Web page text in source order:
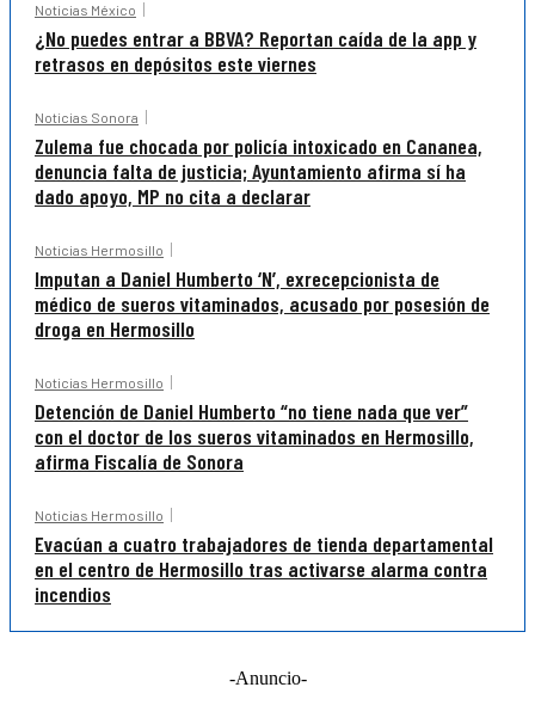
Noticias México
¿No puedes entrar a BBVA? Reportan caída de la app y
retrasos en depósitos este viernes
Noticias Sonora
Zulema fue chocada por policía intoxicado en Cananea,
denuncia falta de justicia; Ayuntamiento afirma sí ha
dado apoyo, MP no cita a declarar
Noticias Hermosillo
Imputan a Daniel Humberto ‘N’, exrecepcionista de
médico de sueros vitaminados, acusado por posesión de
droga en Hermosillo
Noticias Hermosillo
Detención de Daniel Humberto “no tiene nada que ver”
con el doctor de los sueros vitaminados en Hermosillo,
afirma Fiscalía de Sonora
Noticias Hermosillo
Evacúan a cuatro trabajadores de tienda departamental
en el centro de Hermosillo tras activarse alarma contra
incendios
-Anuncio-